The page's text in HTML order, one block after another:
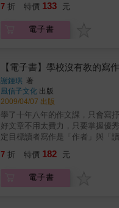
的交友之道，以及如何與父母相處
7 折 特價 133 元
電子書
【電子書】學校沒有教的寫
謝鍾琪 著
風信子文化 出版
2009/04/07 出版
學了十年八年的作文課，只會寫
好文章不用太費力，只要掌握優
定目標讀者寫作是「作者」與「
(When)、何地(When)、何人
停：跳開寫作者的觀點■看：全
7 折 特價 182 元
電子書